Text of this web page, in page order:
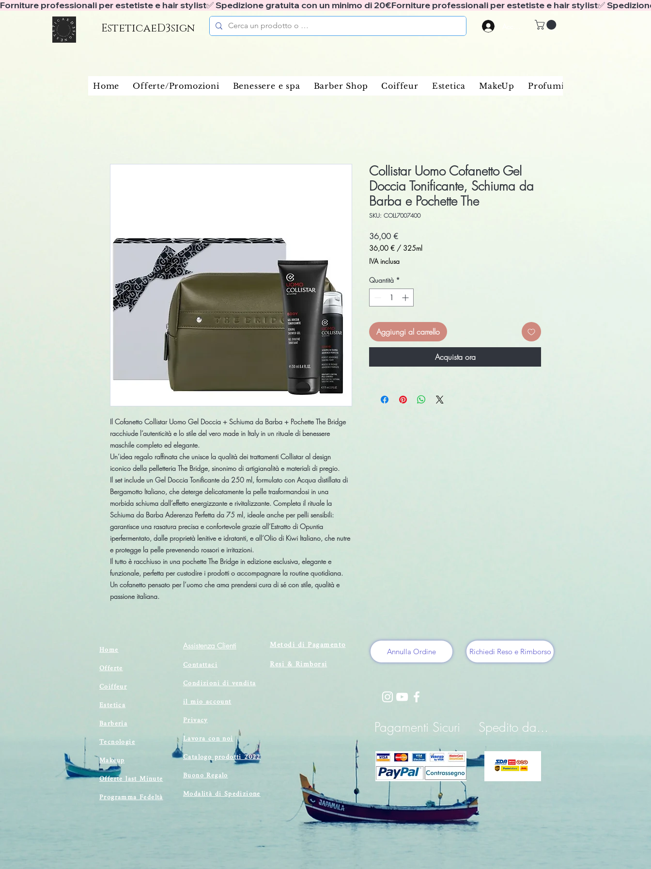
Forniture professionali per estetiste e hair stylist✅ Spedizione gratuita con un minimo di 20€
EsteticaeD3sign
Home Offerte/Promozioni Benessere e spa Barber Shop Coiffeur Estetica MakeUp Profumi
Il Cofanetto Collistar Uomo Gel Doccia + Schiuma da Barba + Pochette The Bridge
racchiude l’autenticità e lo stile del vero made in Italy in un rituale di benessere
maschile completo ed elegante.
Un’idea regalo raffinata che unisce la qualità dei trattamenti Collistar al design
iconico della pelletteria The Bridge, sinonimo di artigianalità e materiali di pregio.
Il set include un Gel Doccia Tonificante da 250 ml, formulato con Acqua distillata di
Bergamotto Italiano, che deterge delicatamente la pelle trasformandosi in una
morbida schiuma dall’effetto energizzante e rivitalizzante. Completa il rituale la
Schiuma da Barba Aderenza Perfetta da 75 ml, ideale anche per pelli sensibili:
garantisce una rasatura precisa e confortevole grazie all’Estratto di Opuntia
iperfermentato, dalle proprietà lenitive e idratanti, e all’Olio di Kiwi Italiano, che nutre
e protegge la pelle prevenendo rossori e irritazioni.
Il tutto è racchiuso in una pochette The Bridge in edizione esclusiva, elegante e
funzionale, perfetta per custodire i prodotti o accompagnare la routine quotidiana.
Un cofanetto pensato per l’uomo che ama prendersi cura di sé con stile, qualità e
passione italiana.
Collistar Uomo Cofanetto Gel
Doccia Tonificante, Schiuma da
Barba e Pochette The
SKU: COLL7007400
36,00 €Prezzo
36,00 € / 325ml
36,00 €
ogni
325
Millilitri
IVA inclusa
Quantità *
Aggiungi al carrello
Acquista ora
Home
Offerte
Coiffeur
Estetica
Barberia
Tecnologie
Makeup
Offerte last Minute
Programma Fedeltà
Assistenza Clienti
Contattaci
Condizioni di vendita
il mio account
Privacy
Lavora con noi
Catalogo prodotti 2022
Buono Regalo
Modalità di Spedizione
Metodi di Pagamento
Resi & Rimborsi
Annulla Ordine Richiedi Reso e Rimborso
Pagamenti Sicuri Spedito da...